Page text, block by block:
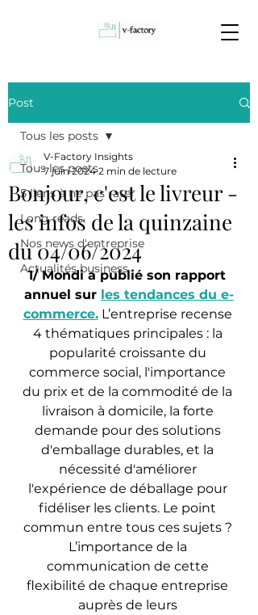
Post
Tous les posts
5 liens à ne pas rater
Long reads
Nos news d'entreprise
Actualités business
Tous les posts
Bonjour, c'est le livreur -
les infos de la quinzaine
du 04/06/2024
V-Factory Insights
7 juin 2024 2 min de lecture
1/ Mondi a publié son rapport
annuel sur les tendances du e-
commerce. L’entreprise recense
4 thématiques principales : la
popularité croissante du
commerce social, l'importance
du prix et de la commodité de la
livraison à domicile, la forte
demande pour des solutions
d'emballage durables, et la
nécessité d'améliorer
l'expérience de déballage pour
fidéliser les clients. Le point
commun entre tous ces sujets ?
L’importance de la
communication de cette
flexibilité de chaque entreprise
auprès de leurs